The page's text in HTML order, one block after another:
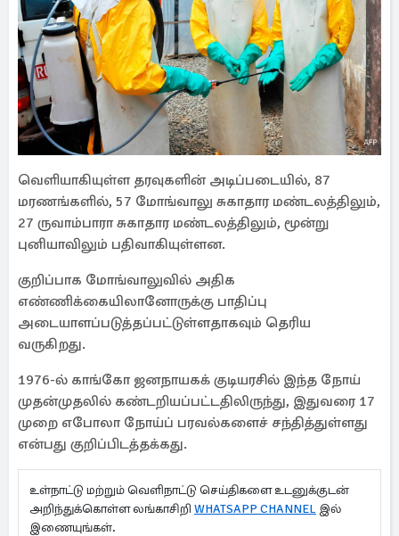
வெளியாகியுள்ள தரவுகளின் அடிப்படையில், 87
மரணங்களில், 57 மோங்வாலு சுகாதார மண்டலத்திலும்,
27 ருவாம்பாரா சுகாதார மண்டலத்திலும், மூன்று
புனியாவிலும் பதிவாகியுள்ளன.
குறிப்பாக மோங்வாலுவில் அதிக
எண்ணிக்கையிலானோருக்கு பாதிப்பு
அடையாளப்படுத்தப்பட்டுள்ளதாகவும் தெரிய
வருகிறது.
1976-ல் காங்கோ ஜனநாயகக் குடியரசில் இந்த நோய்
முதன்முதலில் கண்டறியப்பட்டதிலிருந்து, இதுவரை 17
முறை எபோலா நோய்ப் பரவல்களைச் சந்தித்துள்ளது
என்பது குறிப்பிடத்தக்கது.
உள்நாட்டு மற்றும் வெளிநாட்டு செய்திகளை உடனுக்குடன்
அறிந்துக்கொள்ள லங்காசிறி WHATSAPP CHANNEL இல்
இணையுங்கள்.